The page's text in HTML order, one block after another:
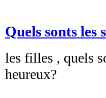
Quels sonts les
les filles , quels
heureux?